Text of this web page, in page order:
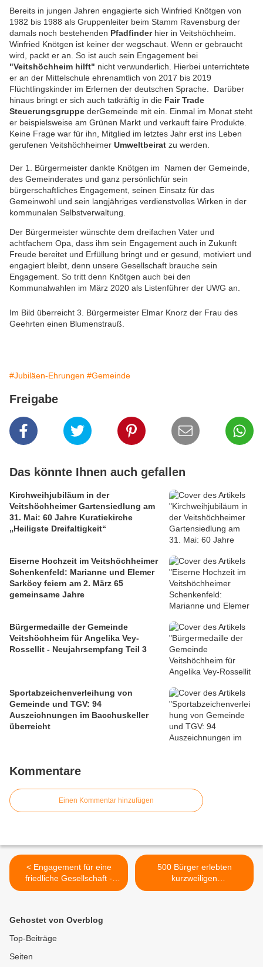
Bereits in jungen Jahren engagierte sich Winfried Knötgen von
1982 bis 1988 als Gruppenleiter beim Stamm Ravensburg der
damals noch bestehenden Pfadfinder hier in Veitshöchheim.
Winfried Knötgen ist keiner der wegschaut. Wenn er gebraucht
wird, packt er an. So ist auch sein Engagement bei
"Veitshöchheim hilft" nicht verwunderlich. Hierbei unterrichtete
er an der Mittelschule ehrenamtlich von 2017 bis 2019
Flüchtlingskinder im Erlernen der deutschen Sprache. Darüber
hinaus bringt er sich auch tatkräftig in die Fair Trade
Steuerungsgruppe derGemeinde mit ein. Einmal im Monat steht
er beispielsweise am Grünen Markt und verkauft faire Produkte.
Keine Frage war für ihn,
Mitglied im letztes Jahr erst ins Leben
gerufenen Veitshöchheimer Umweltbeirat zu werden.
Der 1. Bürgermeister dankte Knötgen im Namen der Gemeinde,
des Gemeinderates und ganz persönlichfür sein
bürgerschaftliches Engagement, seinen Einsatz für das
Gemeinwohl und sein langjähriges verdienstvolles Wirken in der
kommunalen Selbstverwaltung.
Der Bürgermeister wünschte dem dreifachen Vater und
achtfachem Opa, dass ihm sein Engagement auch in Zukunft
Freude bereitet und Erfüllung bringt und er gesund, motiviert und
engagiert bleibt, denn unsere Gesellschaft brauche sein
Engagement. So tritt denn Knötgen auch bei den
Kommunalwahlen im März 2020 als Listenführer der UWG an.
Im Bild überreicht 3. Bürgermeister Elmar Knorz der Frau des
Geehrten einen Blumenstrauß.
#Jubiläen-Ehrungen #Gemeinde
Freigabe
Das könnte Ihnen auch gefallen
Kirchweihjubiläum in der
Veitshöchheimer Gartensiedlung am
31. Mai: 60 Jahre Kuratiekirche
„Heiligste Dreifaltigkeit“
Eiserne Hochzeit im Veitshöchheimer
Schenkenfeld: Marianne und Elemer
Sarköcy feiern am 2. März 65
gemeinsame Jahre
Bürgermedaille der Gemeinde
Veitshöchheim für Angelika Vey-
Rossellit - Neujahrsempfang Teil 3
Sportabzeichenverleihung von
Gemeinde und TGV: 94
Auszeichnungen im Bacchuskeller
überreicht
Kommentare
Einen Kommentar hinzufügen
< Engagement für eine
friedliche Gesellschaft -
Öffentliche Info-
Januar 2020: Der
Würzburger Friedenspreis
500 Bürger erlebten
kurzweiligen
Neujahrsempfang der
Gehostet von Overblog
Top-Beiträge
Seiten